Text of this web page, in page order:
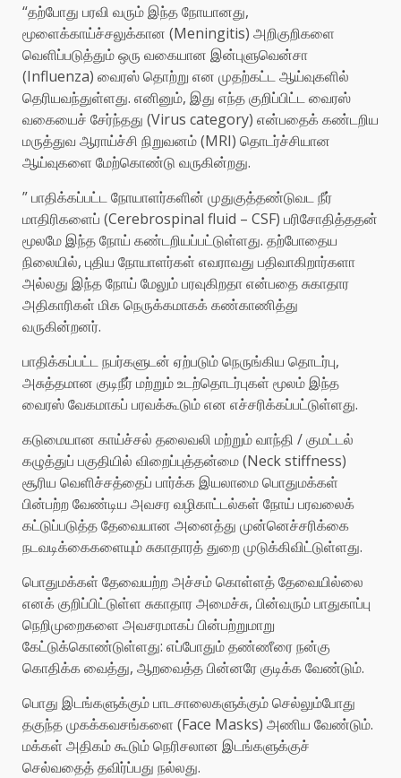
“தற்போது பரவி வரும் இந்த நோயானது,
மூளைக்காய்ச்சலுக்கான (Meningitis) அறிகுறிகளை
வெளிப்படுத்தும் ஒரு வகையான இன்புளுவென்சா
(Influenza) வைரஸ் தொற்று என முதற்கட்ட ஆய்வுகளில்
தெரியவந்துள்ளது. எனினும், இது எந்த குறிப்பிட்ட வைரஸ்
வகையைச் சேர்ந்தது (Virus category) என்பதைக் கண்டறிய
மருத்துவ ஆராய்ச்சி நிறுவனம் (MRI) தொடர்ச்சியான
ஆய்வுகளை மேற்கொண்டு வருகின்றது.
” பாதிக்கப்பட்ட நோயாளர்களின் முதுகுத்தண்டுவட நீர்
மாதிரிகளைப் (Cerebrospinal fluid – CSF) பரிசோதித்ததன்
மூலமே இந்த நோய் கண்டறியப்பட்டுள்ளது. தற்போதைய
நிலையில், புதிய நோயாளர்கள் எவராவது பதிவாகிறார்களா
அல்லது இந்த நோய் மேலும் பரவுகிறதா என்பதை சுகாதார
அதிகாரிகள் மிக நெருக்கமாகக் கண்காணித்து
வருகின்றனர்.
பாதிக்கப்பட்ட நபர்களுடன் ஏற்படும் நெருங்கிய தொடர்பு,
அசுத்தமான குடிநீர் மற்றும் உடற்தொடர்புகள் மூலம் இந்த
வைரஸ் வேகமாகப் பரவக்கூடும் என எச்சரிக்கப்பட்டுள்ளது.
கடுமையான காய்ச்சல் தலைவலி மற்றும் வாந்தி / குமட்டல்
கழுத்துப் பகுதியில் விறைப்புத்தன்மை (Neck stiffness)
சூரிய வெளிச்சத்தைப் பார்க்க இயலாமை பொதுமக்கள்
பின்பற்ற வேண்டிய அவசர வழிகாட்டல்கள் நோய் பரவலைக்
கட்டுப்படுத்த தேவையான அனைத்து முன்னெச்சரிக்கை
நடவடிக்கைகளையும் சுகாதாரத் துறை முடுக்கிவிட்டுள்ளது.
பொதுமக்கள் தேவையற்ற அச்சம் கொள்ளத் தேவையில்லை
எனக் குறிப்பிட்டுள்ள சுகாதார அமைச்சு, பின்வரும் பாதுகாப்பு
நெறிமுறைகளை அவசரமாகப் பின்பற்றுமாறு
கேட்டுக்கொண்டுள்ளது: எப்போதும் தண்ணீரை நன்கு
கொதிக்க வைத்து, ஆறவைத்த பின்னரே குடிக்க வேண்டும்.
பொது இடங்களுக்கும் பாடசாலைகளுக்கும் செல்லும்போது
தகுந்த முகக்கவசங்களை (Face Masks) அணிய வேண்டும்.
மக்கள் அதிகம் கூடும் நெரிசலான இடங்களுக்குச்
செல்வதைத் தவிர்ப்பது நல்லது.